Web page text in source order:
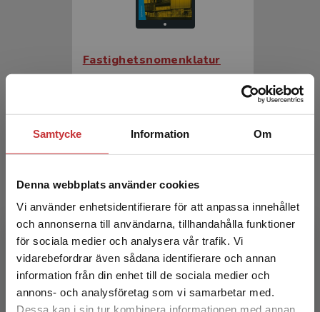
Samtycke Information Om
Denna webbplats använder cookies
Vi använder enhetsidentifierare för att anpassa innehållet
och annonserna till användarna, tillhandahålla funktioner
för sociala medier och analysera vår trafik. Vi
vidarebefordrar även sådana identifierare och annan
information från din enhet till de sociala medier och
annons- och analysföretag som vi samarbetar med.
Dessa kan i sin tur kombinera informationen med annan
Begränsad fraktregion
Fastighetsnomenklatur
385 krinkl. moms
Exkl. moms: 363 kr
Fastighetsnomenklatur